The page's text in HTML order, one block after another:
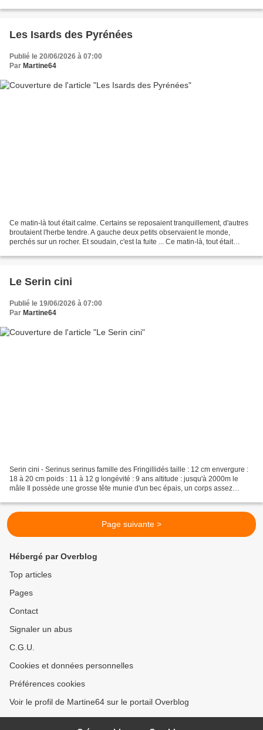
Les Isards des Pyrénées
Publié le 20/06/2026 à 07:00
Par Martine64
Ce matin-là tout était calme. Certains se reposaient tranquillement, d'autres
broutaient l'herbe tendre. A gauche deux petits observaient le monde,
perchés sur un rocher. Et soudain, c'est la fuite ... Ce matin-là, tout était
Le Serin cini
Publié le 19/06/2026 à 07:00
Par Martine64
Serin cini - Serinus serinus famille des Fringillidés taille : 12 cm envergure :
18 à 20 cm poids : 11 à 12 g longévité : 9 ans altitude : jusqu'à 2000m le
mâle Il possède une grosse tête munie d'un bec épais, un corps assez
Page suivante >
Hébergé par Overblog
Top articles
Pages
Contact
Signaler un abus
C.G.U.
Cookies et données personnelles
Préférences cookies
Voir le profil de Martine64 sur le portail Overblog